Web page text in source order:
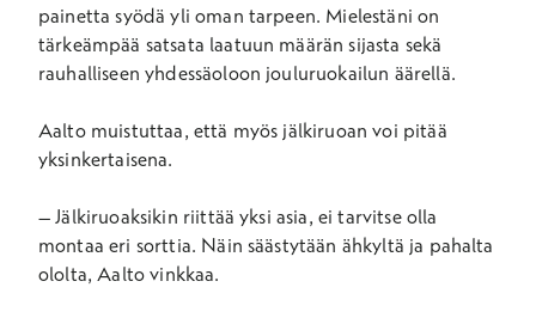
painetta syödä yli oman tarpeen. Mielestäni on
tärkeämpää satsata laatuun määrän sijasta sekä
rauhalliseen yhdessäoloon jouluruokailun äärellä.
Aaltomuistuttaa, että myös jälkiruoan voi pitää
yksinkertaisena.
– Jälkiruoaksikin riittää yksi asia, ei tarvitse olla
montaa eri sorttia. Näin säästytään ähkyltä ja pahalta
ololta, Aalto vinkkaa.